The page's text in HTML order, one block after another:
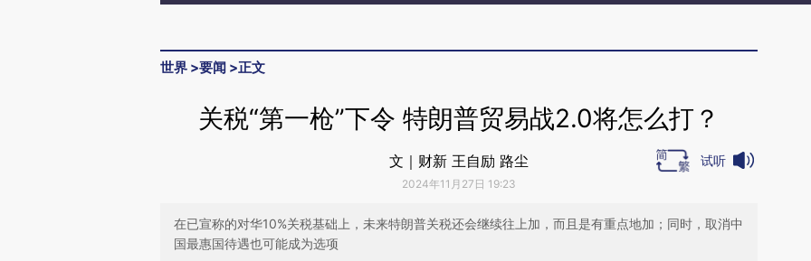
世界 >要闻 >正文
关税“第一枪”下令 特朗普贸易战2.0将怎么打？
文｜财新 王自励 路尘
2024年11月27日 19:23
试听
在已宣称的对华10%关税基础上，未来特朗普关税还会继续往上加，而且是有重点地加；同时，取消中
国最惠国待遇也可能成为选项